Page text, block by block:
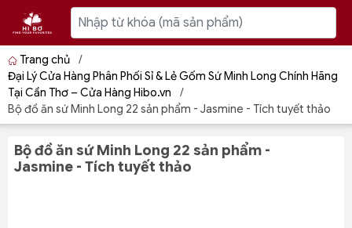
Trang chủ
/
Đại Lý Cửa Hàng Phân Phối Sỉ & Lẻ Gốm Sứ Minh Long Chính Hãng
Tại Cần Thơ – Cửa Hàng Hibo.vn
/
Bộ đồ ăn sứ Minh Long 22 sản phẩm - Jasmine - Tích tuyết thảo
Bộ đồ ăn sứ Minh Long 22 sản phẩm -
Jasmine - Tích tuyết thảo